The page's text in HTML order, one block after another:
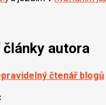
autora
čtenář blogů